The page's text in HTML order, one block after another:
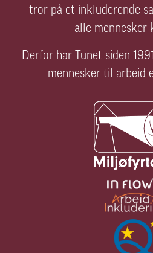
tror på et inkluderende
alle mennesker
Derfor har Tunet siden
mennesker til arbeid